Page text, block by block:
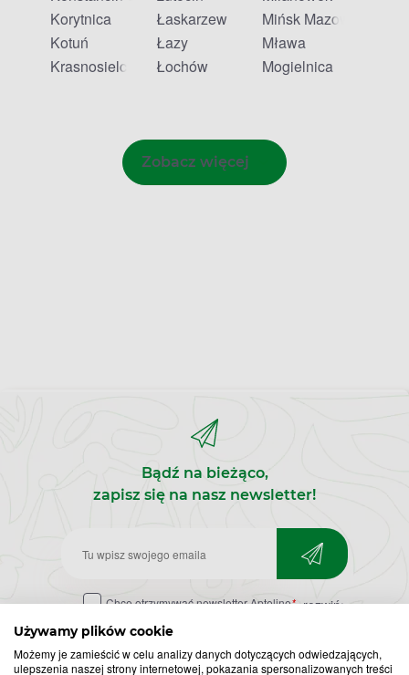
Używamy plików cookie
Możemy je zamieścić w celu analizy danych dotyczących odwiedzających,
ulepszenia naszej strony internetowej, pokazania spersonalizowanych treści
Korytnica
Kotuń
Krasnosielc
Łaskarzew
Łazy
Łochów
Mińsk Mazowiecki
Mława
Mogielnica
Zobacz więcej
Bądź na bieżąco,
zapisz się na nasz newsletter!
Zapisz
do
newslettera
Chcę otrzymywać newsletter Apteline* rozwiń>